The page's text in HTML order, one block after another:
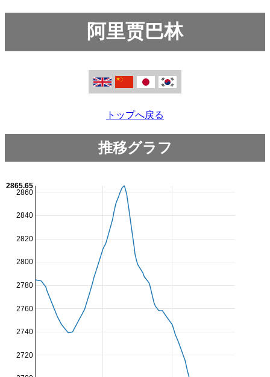
阿里贾巴林
トップへ戻る
推移グラフ
2720
2740
2760
2780
2800
2820
2840
2860
2865.65